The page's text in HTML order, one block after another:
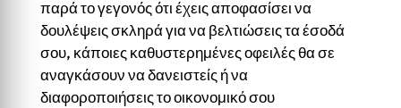
παρά το γεγονός ότι έχεις αποφασίσει να
δουλέψεις σκληρά για να βελτιώσεις τα έσοδά
σου, κάποιες καθυστερημένες οφειλές θα σε
αναγκάσουν να δανειστείς ή να
διαφοροποιήσεις το οικονομικό σου